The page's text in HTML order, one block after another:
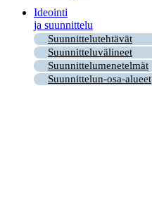
Ideointi
ja suunnittelu
Suunnittelutehtävät
Suunnitteluvälineet
Suunnittelumenetelmät
Suunnittelun-osa-alueet